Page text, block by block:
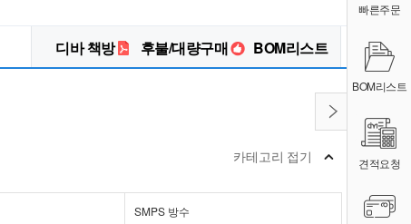
디바 책방 후불/대량구매 BOM리스트
빠른주문
BOM리스트
견적요청
카테고리 접기
SMPS 방수